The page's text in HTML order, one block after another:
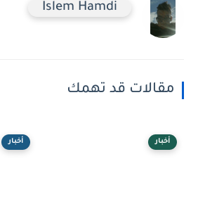
Islem Hamdi
مقالات قد تهمك
أخبار أخبار